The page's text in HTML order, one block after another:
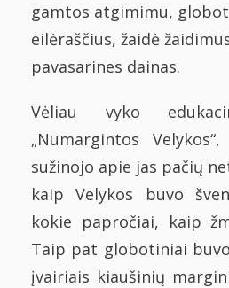
gamtos atgimimu,
eilėraščius, žaidė
pavasarines dainas.
Vėliau vyko
„Numargintos
sužinojo apie jas pačių
kaip Velykos buvo
kokie papročiai, kaip
Taip pat globotiniai
įvairiais kiaušinių